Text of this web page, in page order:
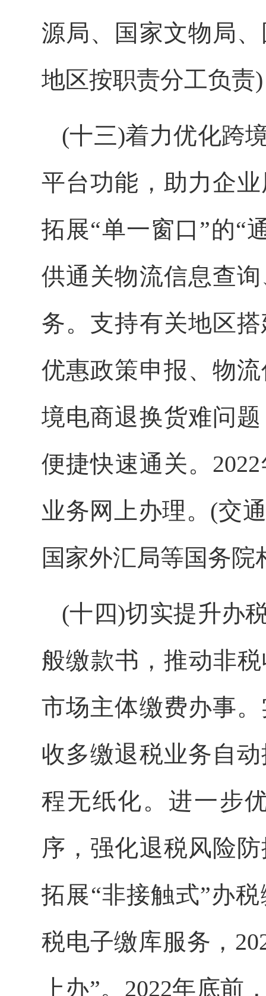
源局、国家文物局
地区按职责分工负责)
(十三)着力优化跨
平台功能，助力企
拓展“单一窗口”的“
供通关物流信息查
务。支持有关地区
优惠政策申报、物
境电商退换货难问
便捷快速通关。
业务网上办理。(交
国家外汇局等国务
(十四)切实提升办
般缴款书，推动非
市场主体缴费办事
收多缴退税业务自
程无纸化。进一步
序，强化退税风险
拓展“非接触式”办
税电子缴库服务，
上办”。2022年底